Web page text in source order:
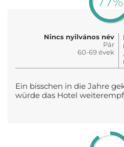
Nincs nyilvános név
Pár
60-69 évek
Ein bisschen in die Jahre
würde das Hotel